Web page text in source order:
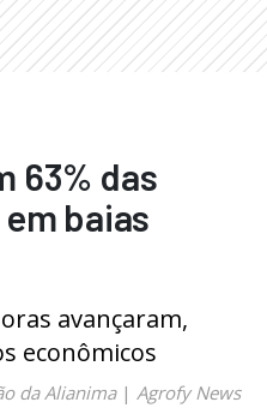
63% das
baias
avançaram,
econômicos
da Alianima| Agrofy News